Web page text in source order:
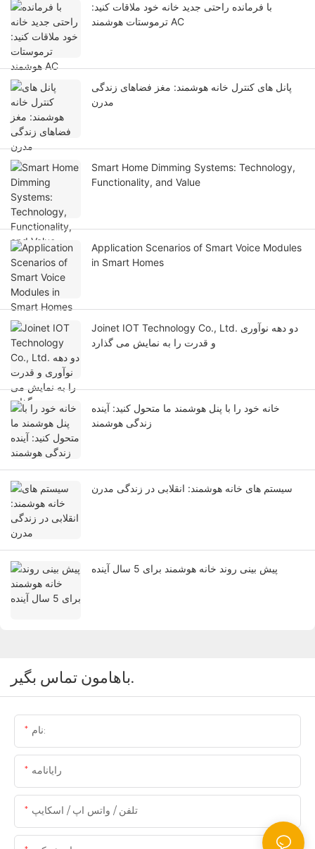
با فرمانده راحتی جدید خانه خود ملاقات کنید:
ترموستات هوشمند AC
پانل های کنترل خانه هوشمند: مغز فضاهای زندگی
مدرن
Smart Home Dimming Systems: Technology,
Functionality, and Value
Application Scenarios of Smart Voice Modules
in Smart Homes
Joinet IOT Technology Co., Ltd. دو دهه نوآوری
و قدرت را به نمایش می گذارد
خانه خود را با پنل هوشمند ما متحول کنید: آینده
زندگی هوشمند
سیستم های خانه هوشمند: انقلابی در زندگی مدرن
پیش بینی روند خانه هوشمند برای 5 سال آینده
باهامون تماس بگير.
نام:
رایانامه
تلفن / واتس اپ / اسکایپ